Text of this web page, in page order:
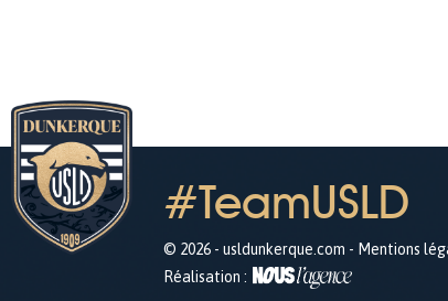
#TeamUSLD
© 2026 - usldunkerque.com - Mentions
Réalisation :